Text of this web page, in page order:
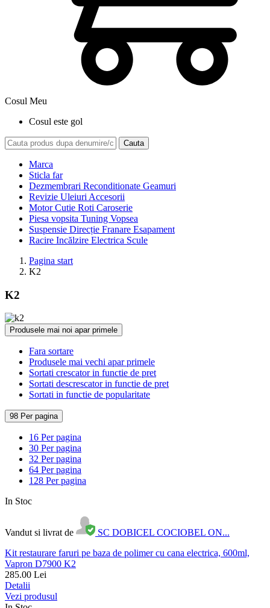
Cosul Meu
Cosul este gol
Cauta
Marca
Sticla far
Dezmembrari Reconditionate Geamuri
Revizie Uleiuri Accesorii
Motor Cutie Roti Caroserie
Piesa vopsita Tuning Vopsea
Suspensie Direcție Franare Esapament
Racire Incălzire Electrica Scule
Pagina start
K2
K2
Produsele mai noi apar primele
Fara sortare
Produsele mai vechi apar primele
Sortati crescator in functie de pret
Sortati descrescator in functie de pret
Sortati in functie de popularitate
98 Per pagina
16 Per pagina
30 Per pagina
32 Per pagina
64 Per pagina
128 Per pagina
In Stoc
Vandut si livrat de
SC DOBICEL COCIOBEL ON...
Kit restaurare faruri pe baza de polimer cu cana electrica, 600ml,
Vapron D7900 K2
285.00 Lei
Detalii
Vezi produsul